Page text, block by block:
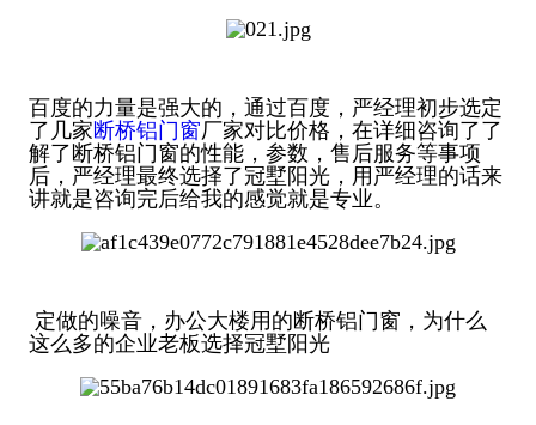
百度的力量是强大的，通过百度，严经理初步选定
了几家断桥铝门窗厂家对比价格，在详细咨询了了
解了断桥铝门窗的性能，参数，售后服务等事项
后，严经理最终选择了冠墅阳光，用严经理的话来
讲就是咨询完后给我的感觉就是专业。
定做的噪音，办公大楼用的断桥铝门窗，为什么
这么多的企业老板选择冠墅阳光